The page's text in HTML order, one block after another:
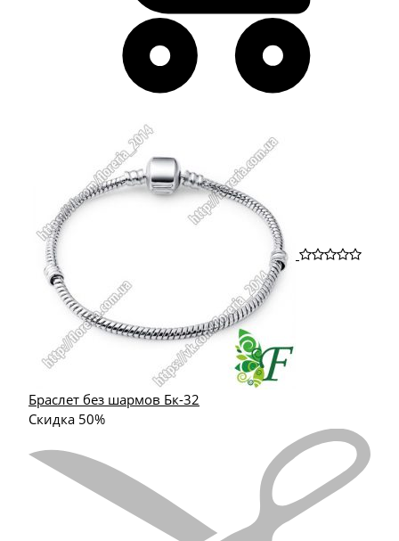
Браслет без шармов Бк-32
Скидка 50%